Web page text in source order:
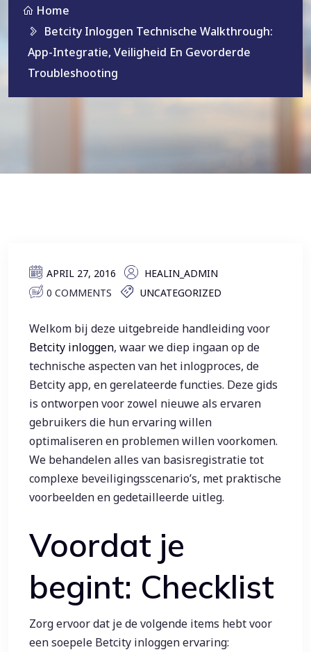
Home
Betcity Inloggen Technische Walkthrough:
App-Integratie, Veiligheid En Gevorderde
Troubleshooting
APRIL 27, 2016
HEALIN_ADMIN
0 COMMENTS
UNCATEGORIZED
Welkom bij deze uitgebreide handleiding voor
Betcity inloggen, waar we diep ingaan op de
technische aspecten van het inlogproces, de
Betcity app, en gerelateerde functies. Deze gids
is ontworpen voor zowel nieuwe als ervaren
gebruikers die hun ervaring willen
optimaliseren en problemen willen voorkomen.
We behandelen alles van basisregistratie tot
complexe beveiligingsscenario’s, met praktische
voorbeelden en gedetailleerde uitleg.
Voordat je
begint: Checklist
Zorg ervoor dat je de volgende items hebt voor
een soepele Betcity inloggen ervaring: